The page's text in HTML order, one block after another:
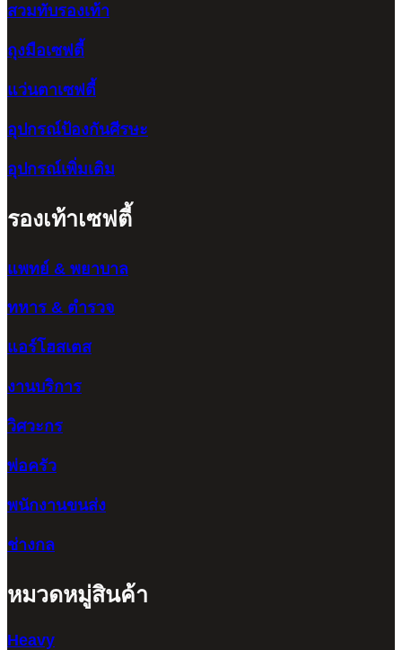
สวมทับรองเท้า
ถุงมือเซฟตี้
แว่นตาเซฟตี้
อุปกรณ์ป้องกันศีรษะ
อุปกรณ์เพิ่มเติม
รองเท้าเซฟตี้
แพทย์ & พยาบาล
ทหาร & ตำรวจ
แอร์โฮสเตส
งานบริการ
วิศวะกร
พ่อครัว
พนักงานขนส่ง
ช่างกล
หมวดหมู่สินค้า
Heavy